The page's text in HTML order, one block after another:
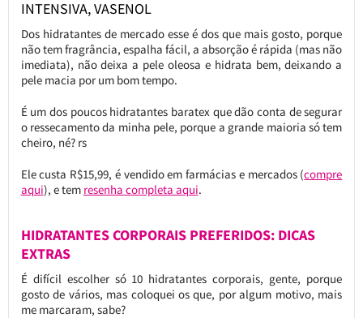
INTENSIVA, VASENOL
Dos hidratantes de mercado esse é dos que mais gosto, porque
não tem fragrância, espalha fácil, a absorção é rápida (mas não
imediata), não deixa a pele oleosa e hidrata bem, deixando a
pele macia por um bom tempo.
É um dos poucos hidratantes baratex que dão conta de segurar
o ressecamento da minha pele, porque a grande maioria só tem
cheiro, né? rs
Ele custa R$15,99, é vendido em farmácias e mercados (compre
aqui), e tem resenha completa aqui.
HIDRATANTES CORPORAIS PREFERIDOS: DICAS
EXTRAS
É difícil escolher só 10 hidratantes corporais, gente, porque
gosto de vários, mas coloquei os que, por algum motivo, mais
me marcaram, sabe?